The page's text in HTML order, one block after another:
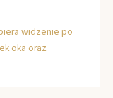
widzenie po
oka oraz